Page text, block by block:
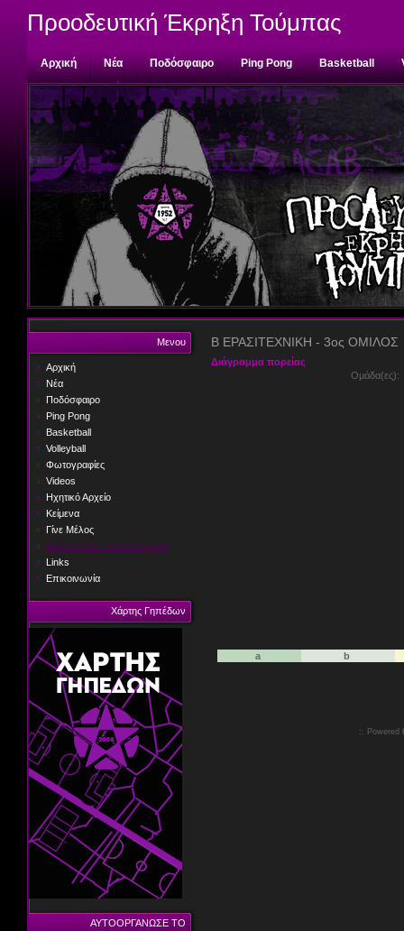
Προοδευτική Έκρηξη Τούμπας
Αρχική Νέα Ποδόσφαιρο Ping Pong Basketball
Επικοινωνία
Μενου
Αρχική
Νέα
Ποδόσφαιρο
Ping Pong
Basketball
Volleyball
Φωτογραφίες
Videos
Ηχητικό Αρχείο
Κείμενα
Γίνε Μέλος
Βαθμολογία - Αποτελέσματα
Links
Επικοινωνία
Χάρτης Γηπέδων
ΑΥΤΟΟΡΓΑΝΩΣΕ ΤΟ
Β ΕΡΑΣΙΤΕΧΝΙΚΗ - 3ος ΟΜΙΛΟΣ
Διάγραμμα πορείας
a b
:: Powered